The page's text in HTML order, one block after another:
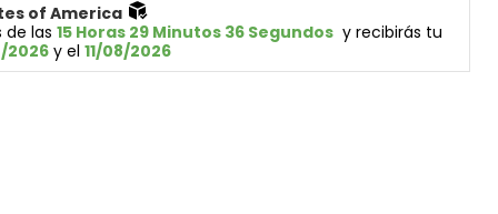
of America
de las 15 Horas 29 Minutos 36 Segundos
  y recibirás tu
2026 y el 11/08/2026